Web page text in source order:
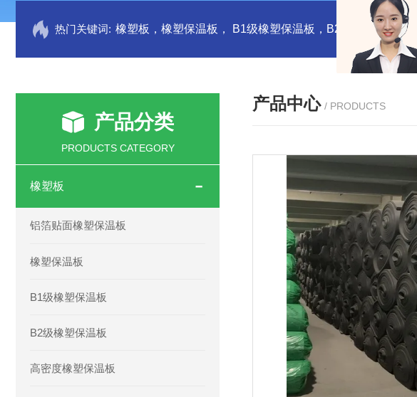
热门关键词:
产品分类
PRODUCTS CATEGORY
橡塑板
铝箔贴面橡塑保温板
橡塑保温板
B1级橡塑保温板
B2级橡塑保温板
高密度橡塑保温板
产品中心 / PRODUCTS